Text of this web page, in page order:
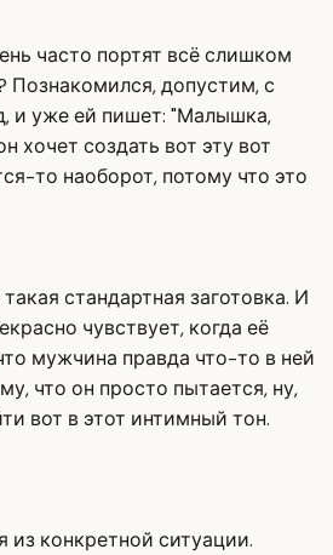
часто портят всё слишком
Познакомился, допустим, с
и уже ей пишет: "Малышка,
хочет создать вот эту вот
то наоборот, потому что это
стандартная заготовка. И
чувствует, когда её
мужчина правда что-то в ней
что он просто пытается, ну,
вот в этот интимный тон.
из конкретной ситуации.